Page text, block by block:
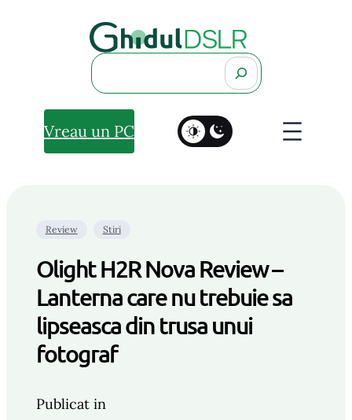
Search
Vreau un PC
Review Stiri
Olight H2R Nova Review –
Lanterna care nu trebuie sa
lipseasca din trusa unui
fotograf
Publicat in